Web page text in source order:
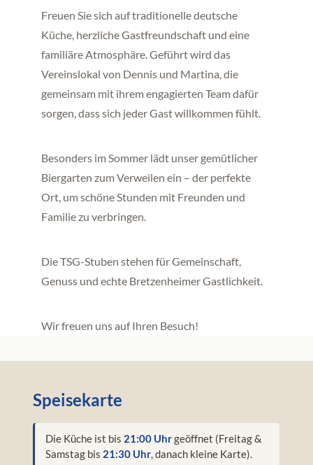
Freuen Sie sich auf traditionelle deutsche
Küche, herzliche Gastfreundschaft und eine
familiäre Atmosphäre. Geführt wird das
Vereinslokal von Dennis und Martina, die
gemeinsam mit ihrem engagierten Team dafür
sorgen, dass sich jeder Gast willkommen fühlt.
Besonders im Sommer lädt unser gemütlicher
Biergarten zum Verweilen ein – der perfekte
Ort, um schöne Stunden mit Freunden und
Familie zu verbringen.
Die TSG-Stuben stehen für Gemeinschaft,
Genuss und echte Bretzenheimer Gastlichkeit.
Wir freuen uns auf Ihren Besuch!
Speisekarte
Die Küche ist bis 21:00 Uhrgeöffnet (Freitag &
Samstag bis 21:30 Uhr, danach kleine Karte).